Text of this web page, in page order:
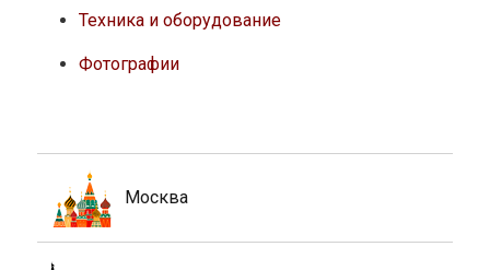
Техника и оборудование
Фотографии
Москва